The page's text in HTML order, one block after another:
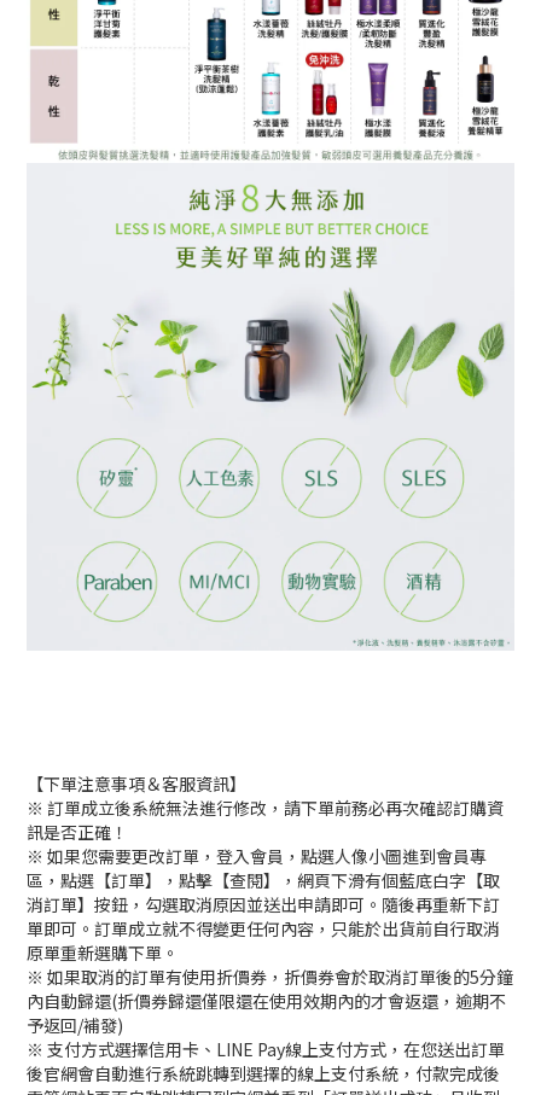
【下單注意事項＆客服資訊】
※ 訂單成立後系統無法進行修改，請下單前務必再次確認訂購資
訊是否正確！
※ 如果您需要更改訂單，登入會員，點選人像小圖進到會員專
區，點選【訂單】，點擊【查閱】，網頁下滑有個藍底白字【取
消訂單】按鈕，勾選取消原因並送出申請即可。隨後再重新下訂
單即可。訂單成立就不得變更任何內容，只能於出貨前自行取消
原單重新選購下單。
※ 如果取消的訂單有使用折價券，折價券會於取消訂單後的5分鐘
內自動歸還(折價券歸還僅限還在使用效期內的才會返還，逾期不
予返回/補發)
※ 支付方式選擇信用卡、LINE Pay線上支付方式，在您送出訂單
後官網會自動進行系統跳轉到選擇的線上支付系統，付款完成後